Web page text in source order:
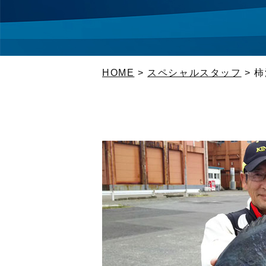
HOME > スペシャルスタッフ >